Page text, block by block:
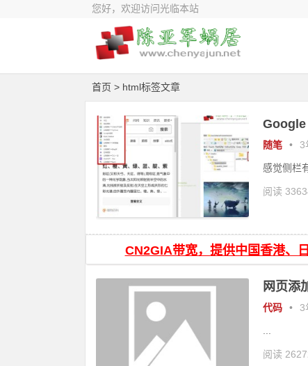
您好，欢迎访问光临本站
首页 > html标签文章
Google
随笔 • 3
感觉侧栏
阅读
CN2GIA带宽，提供中国香港、
网页添
代码 • 3
阅读